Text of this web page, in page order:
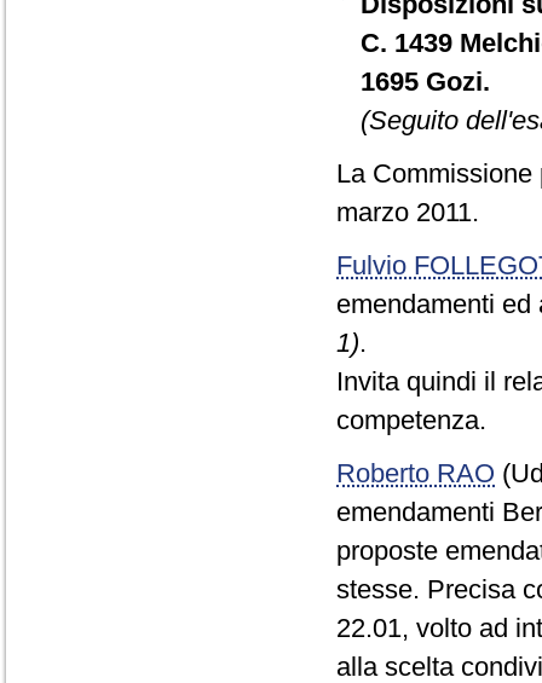
C. 1439
1695 Gozi.
(Seguito
La
marzo 2011.
Fulvio
emendamenti
1).
Invita quindi il
competenza.
Roberto RAO
emendamenti
proposte
stesse. Precisa
22.01, volto ad
alla scelta